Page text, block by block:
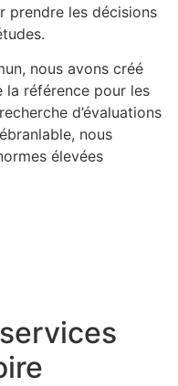
prendre les décisions
nous avons créé
la référence pour les
d’évaluations
nous
élevées